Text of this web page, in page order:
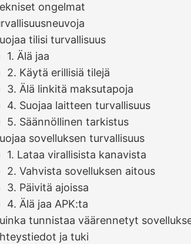
ongelmat
tilisi turvallisuus
1. Älä jaa
2. Käytä erillisiä tilejä
3. Älä linkitä maksutapoja
4. Suojaa laitteen turvallisuus
5. Säännöllinen tarkistus
sovelluksen turvallisuus
1. Lataa virallisista kanavista
2. Vahvista sovelluksen aitous
3. Päivitä ajoissa
4. Älä jaa APK:ta
tunnistaa väärennetyt
ja tuki